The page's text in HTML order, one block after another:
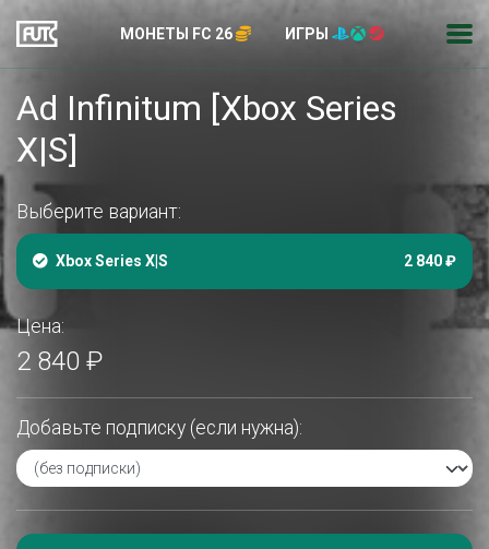
МОНЕТЫ FC 26 ИГРЫ
Ad Infinitum [Xbox Series
X|S]
Выберите вариант:
Xbox Series X|S 2 840 ₽
Цена:
2 840 ₽
Добавьте подписку (если нужна):